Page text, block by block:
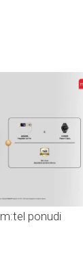
ponudi